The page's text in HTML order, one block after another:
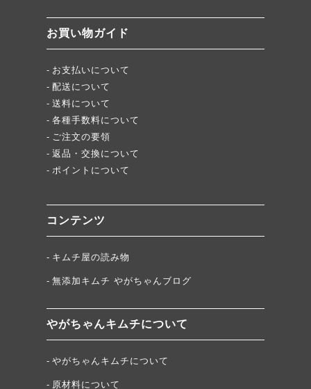
「頂・その先」圧倒的美味！
お買い物ガイド
お支払いについて
配送について
送料について
各種手数料について
ご注文の要領
返品・交換について
ポイントについて
コンテンツ
キムチ屋の読み物
無添加キムチ やがちゃんブログ
やがちゃんキムチについて
やがちゃんキムチについて
原材料について